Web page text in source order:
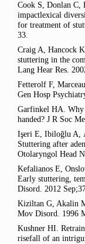
Cook S, Donlan C,
impactlexical
for treatment of
33.
Craig A, Hancock
stuttering in the
Lang Hear Res.
Fetterolf F,
Gen Hosp
Garfinkel HA. Why
handed? J R Soc
Işeri E, Ibiloǧlu A,
Stuttering after
Otolaryngol Head
Kefalianos E,
Early stuttering,
Disord. 2012
Kiziltan G, Akalin
Mov Disord. 1996
Kushner HI.
risefall of an